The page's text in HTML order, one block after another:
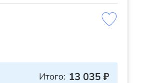
Итого: 13 035 ₽